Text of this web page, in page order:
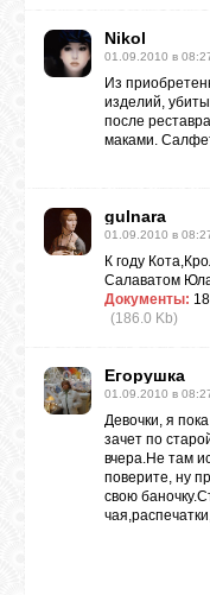
Nikol
01.09.2010 в
Из
изделий,
после
маками.
gulnara
01.09.2010 в
К году
Салаватом
Документы:
(186.0 Kb)
Егорушка
01.09.2010 в
Девочки, я
зачет по
вчера.Не там
поверите, ну
свою